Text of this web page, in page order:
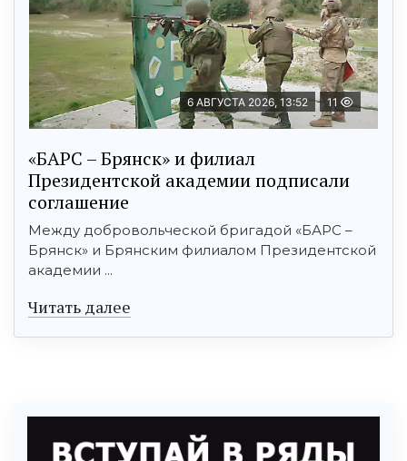
6 АВГУСТА 2026, 13:52 11
«БАРС – Брянск» и филиал
Президентской академии подписали
соглашение
Между добровольческой бригадой «БАРС –
Брянск» и Брянским филиалом Президентской
академии ...
Читать далее